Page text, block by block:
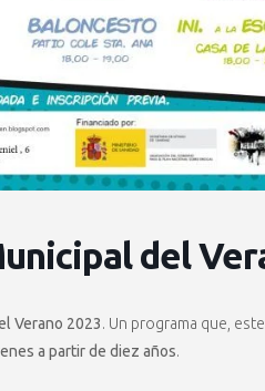
del
Verano 2023. Un programa que,
a partir de diez años.